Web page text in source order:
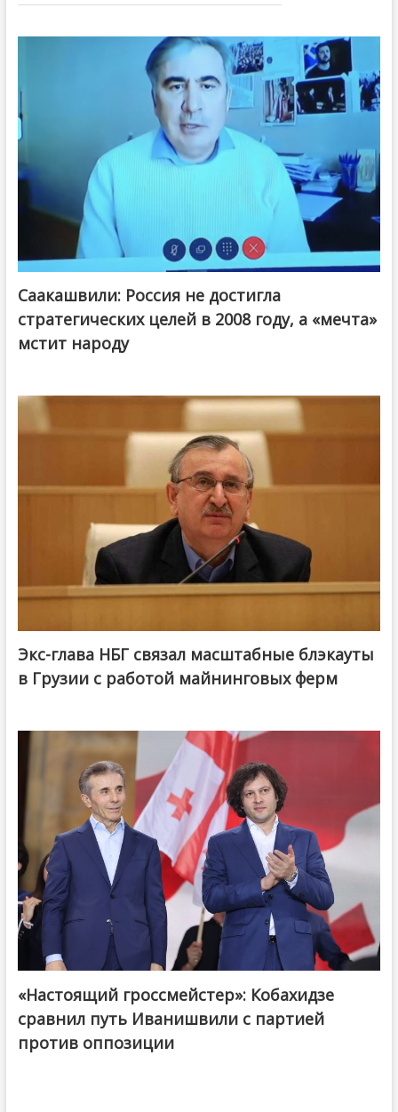
Саакашвили: Россия не достигла
стратегических целей в 2008 году, а «мечта»
мстит народу
Экс-глава НБГ связал масштабные блэкауты
в Грузии с работой майнинговых ферм
@ქართული ოცნება / Georgian Dream
«Настоящий гроссмейстер»: Кобахидзе
сравнил путь Иванишвили с партией
против оппозиции